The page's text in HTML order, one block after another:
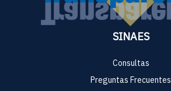
SINAES
Consultas
Preguntas Frecuentes